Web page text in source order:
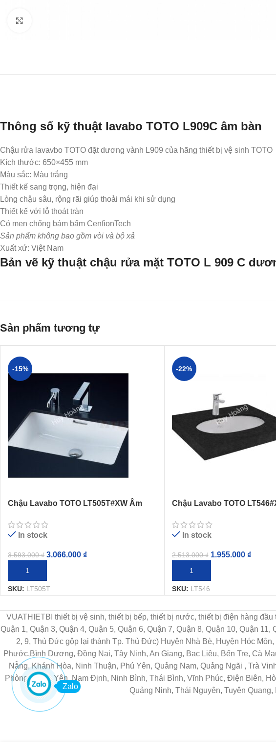
Thông số kỹ thuật lavabo TOTO L909C âm bàn
Chậu rửa lavavbo TOTO đặt dương vành L909 của hãng thiết bị vệ sinh TOTO
Kích thước: 650×455 mm
Màu sắc: Màu trắng
Thiết kế sang trọng, hiện đại
Lòng chậu sâu, rộng rãi giúp thoải mái khi sử dụng
Thiết kế với lỗ thoát tràn
Có men chống bám bẩm CenfionTech
Sản phẩm không bao gồm vòi và bộ xả
Xuất xứ: Việt Nam
Bản vẽ kỹ thuật chậu rửa mặt TOTO L 909 C
Sản phẩm tương tự
-15%
Chậu Lavabo TOTO LT505T#XW Âm
In stock
3.593.000₫ 3.066.000 ₫
THÊM VÀO GIỎ HÀNG
SKU: LT505T
-22%
Chậu Lavabo TOTO
In stock
2.513.000₫ 1.955.000 ₫
THÊM VÀO GIỎ HÀNG
SKU: LT546
VUATHIETBI thiết bị vệ sinh, thiết bị bếp, thiết bị nước, thiết bị điện hàng
Quận 1, Quận 3, Quận 4, Quận 5, Quận 6, Quận 7, Quận 8, Quận 10, Quận
2, 9, Thủ Đức gộp lại thành Tp. Thủ Đức) Huyện Nhà Bè, Huyện Hóc
Phước,Bình Dương, Đồng Nai, Tây Ninh, An Giang, Bạc Liêu, Bến Tre, Cà
Nẵng, Khánh Hòa, Ninh Thuận, Phú Yên, Quảng Nam, Quảng Ngãi , Trà
Phòng, Hưng Yên, Nam Định, Ninh Bình, Thái Bình, Vĩnh Phúc, Điện Biên,
Quảng Ninh, Thái Nguyên, Tuyên
Zalo